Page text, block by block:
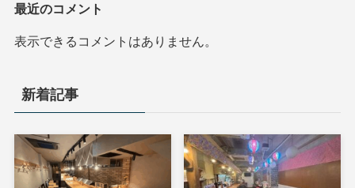
最近のコメント
表示できるコメントはありません。
新着記事